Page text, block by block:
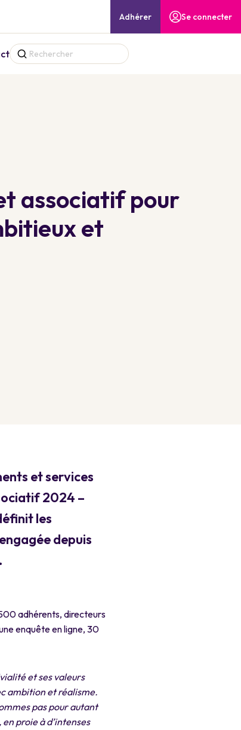
Adhérer Se connecter
associatif pour
et
et services
2024 –
les
depuis
adhérents, directeurs
enquête en ligne, 30
et ses valeurs
ambition et réalisme.
pas pour autant
proie à d’intenses